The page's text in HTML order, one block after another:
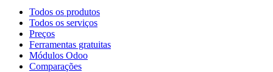
Todos os produtos
Todos os serviços
Preços
Ferramentas gratuitas
Módulos Odoo
Comparações